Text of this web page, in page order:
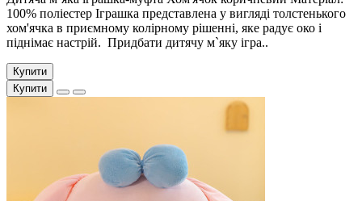
100% поліестер Іграшка представлена ​​у вигляді толстенького
хом'ячка в приємному колірному рішенні, яке радує око і
піднімає настрій. Придбати дитячу м`яку ігра..
Купити
Купити